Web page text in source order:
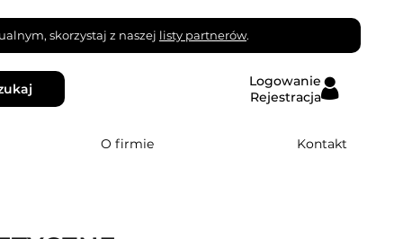
skorzystaj z naszej listy partnerów.
Logowanie
Rejestracja
O firmie Kontakt